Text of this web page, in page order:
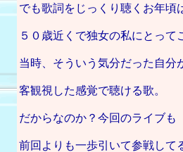
でも歌詞をじっくり聴くお年頃
５０歳近くで独女の私にとって
当時、そういう気分だった自分
客観視した感覚で聴ける歌。
だからなのか？今回のライブも
前回よりも一歩引いて参戦して